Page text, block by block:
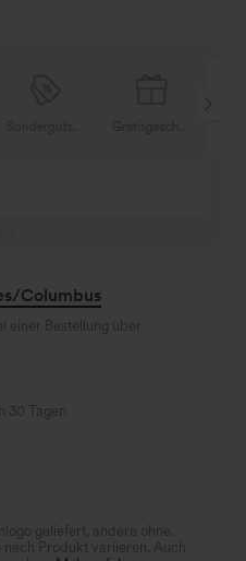
Columbus
einer Bestellung über
30 Tagen
geliefert, andere ohne.
nach Produkt variieren. Auch